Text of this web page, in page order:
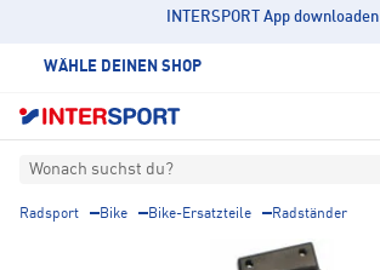
INTERSPORT App downloaden
WÄHLE DEINEN SHOP
Wonach suchst du?
Radsport Bike Bike-Ersatzteile Radständer